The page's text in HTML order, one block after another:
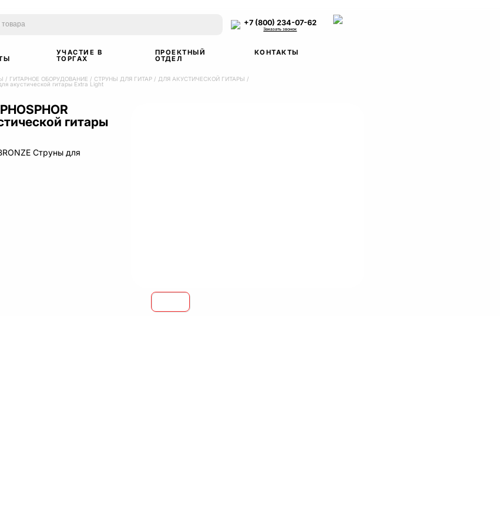
+7 (800) 234-07-62
Заказать звонок
УЧАСТИЕ В
ТОРГАХ
ПРОЕКТНЫЙ
ОТДЕЛ
КОНТАКТЫ
/ ГИТАРНОЕ ОБОРУДОВАНИЕ / СТРУНЫ ДЛЯ ГИТАР / ДЛЯ АКУСТИЧЕСКОЙ ГИТАРЫ /
акустической гитары Extra Light
гитары
Струны для